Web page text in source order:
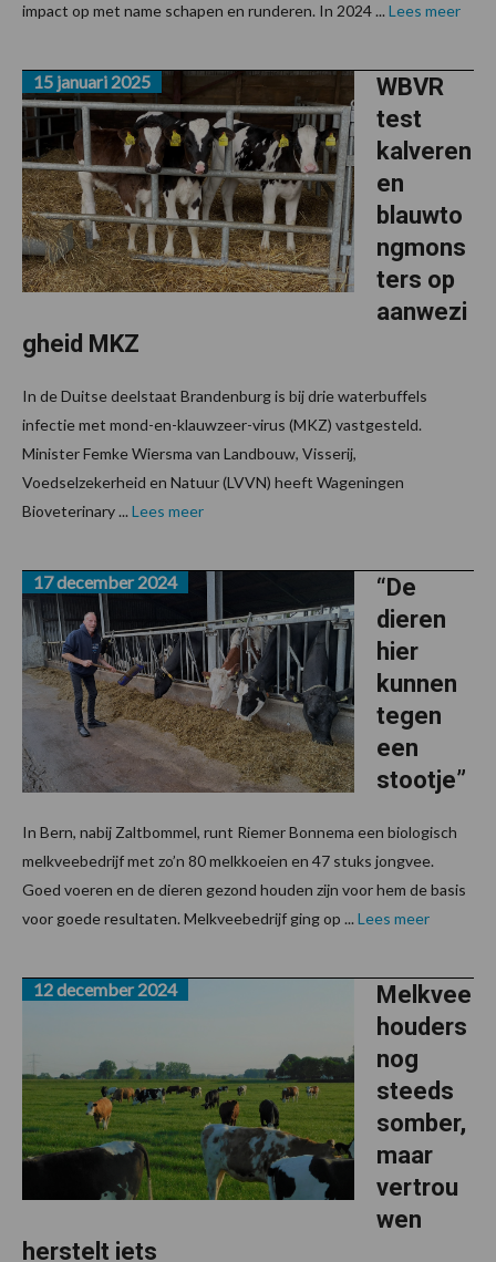
impact op met name schapen en runderen. In 2024 ... Lees meer
WBVR
test
kalveren
en
blauwto
ngmons
ters op
aanwezi
gheid MKZ
15 januari 2025
In de Duitse deelstaat Brandenburg is bij drie waterbuffels
infectie met mond-en-klauwzeer-virus (MKZ) vastgesteld.
Minister Femke Wiersma van Landbouw, Visserij,
Voedselzekerheid en Natuur (LVVN) heeft Wageningen
Bioveterinary ... Lees meer
“De
dieren
hier
kunnen
tegen
een
stootje”
17 december 2024
In Bern, nabij Zaltbommel, runt Riemer Bonnema een biologisch
melkveebedrijf met zo’n 80 melkkoeien en 47 stuks jongvee.
Goed voeren en de dieren gezond houden zijn voor hem de basis
voor goede resultaten. Melkveebedrijf ging op ... Lees meer
Melkvee
houders
nog
steeds
somber,
maar
vertrou
wen
herstelt iets
12 december 2024